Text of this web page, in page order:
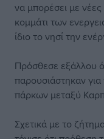
να μπορέσει με
κομμάτι των
ίδιο το νησί την
Πρόσθεσε εξάλλου
παρουσιάστηκαν
πάρκων μεταξύ
Σχετικά με το